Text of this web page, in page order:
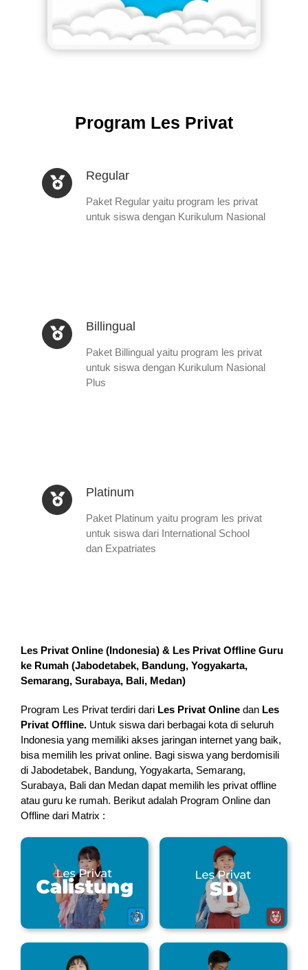
Program Les Privat
Regular
Paket Regular yaitu program les privat
untuk siswa dengan Kurikulum Nasional
Billingual
Paket Billingual yaitu program les privat
untuk siswa dengan Kurikulum Nasional
Plus
Platinum
Paket Platinum yaitu program les privat
untuk siswa dari International School
dan Expatriates
Les Privat Online (Indonesia) & Les Privat Offline Guru
ke Rumah (Jabodetabek, Bandung, Yogyakarta,
Semarang, Surabaya, Bali, Medan)
Program Les Privat terdiri dari Les Privat Online dan Les
Privat Offline. Untuk siswa dari berbagai kota di seluruh
Indonesia yang memiliki akses jaringan internet yang baik,
bisa memilih les privat online. Bagi siswa yang berdomisili
di Jabodetabek, Bandung, Yogyakarta, Semarang,
Surabaya, Bali dan Medan dapat memilih les privat offline
atau guru ke rumah. Berikut adalah Program Online dan
Offline dari Matrix :